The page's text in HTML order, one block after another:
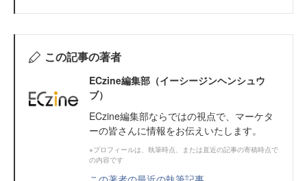
この記事の著者
ECzine編集部（イーシージンヘンシュウ
ブ）
ECzine編集部ならではの視点で、マーケタ
ーの皆さんに情報をお伝えいたします。
※プロフィールは、執筆時点、または直近の記事の寄稿時点で
の内容です